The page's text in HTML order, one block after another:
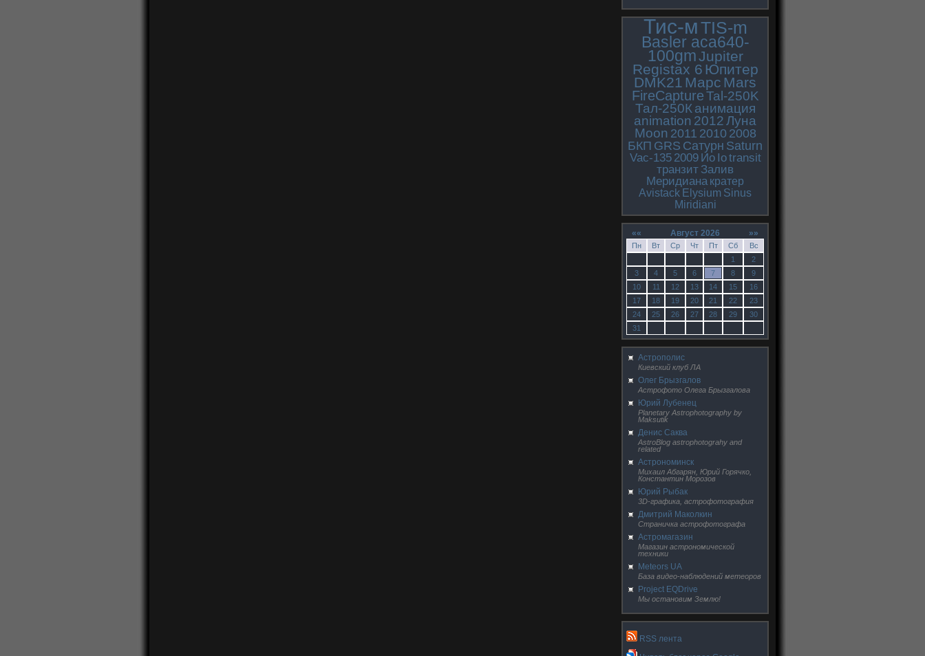
Тис-мTIS-m
Basler aca640-
100gmJupiter
Registax 6 Юпитер
DMK21 Марс Mars
FireCaptureTal-250K
Тал-250К анимация
animation 2012Луна
Moon 2011 2010 2008
БКП GRS Сатурн Saturn
Vac-135 2009 Ио Iotransit
транзит Залив
Меридиана кратер
Avistack Elysium Sinus
Miridiani
«« Август 2026 »»
Пн Вт Ср Чт Пт Сб
Вс
1
2
3
4 5 6 7 8
9
10
11 12 13 14 15
16
17
18 19 20 21 22
23
24
25 26 27 28 29
30
31
Астрополис
Киевский клуб ЛА
Олег Брызгалов
Астрофото Олега Брызгалова
Юрий Лубенец
Planetary Astrophotography by
Maksutik
Денис Саква
AstroBlog astrophotograhy and
related
Астрономинск
Михаил Абгарян, Юрий Горячко,
Константин Морозов
Юрий Рыбак
3D-графика, астрофотография
Дмитрий Маколкин
Страничка астрофотографа
Астромагазин
Магазин астрономической
техники
Meteors UA
База видео-наблюдений метеоров
Project EQDrive
Мы остановим Землю!
RSS лента